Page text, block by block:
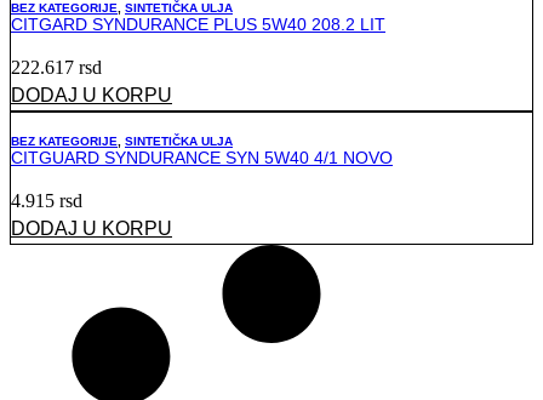
BEZ KATEGORIJE, SINTETIČKA ULJA
CITGARD SYNDURANCE PLUS 5W40 208.2 LIT
222.617 rsd
DODAJ U KORPU
BEZ KATEGORIJE, SINTETIČKA ULJA
CITGUARD SYNDURANCE SYN 5W40 4/1 NOVO
4.915 rsd
DODAJ U KORPU